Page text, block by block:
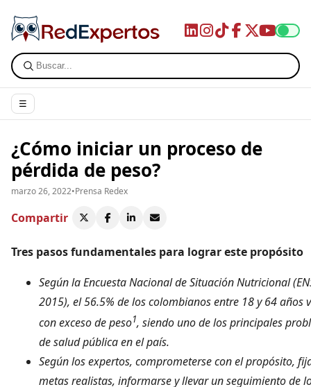
☰
¿Cómo iniciar un proceso de
pérdida de peso?
marzo 26, 2022•Prensa Redex
Compartir
Tres pasos fundamentales para lograr este propósito
Según la Encuesta Nacional de Situación Nutricional
2015), el 56.5% de los colombianos entre 18 y 64 años
con exceso de peso1, siendo uno de los principales
de salud pública en el país.
Según los expertos, comprometerse con el propósito,
metas realistas, informarse y llevar un seguimiento de